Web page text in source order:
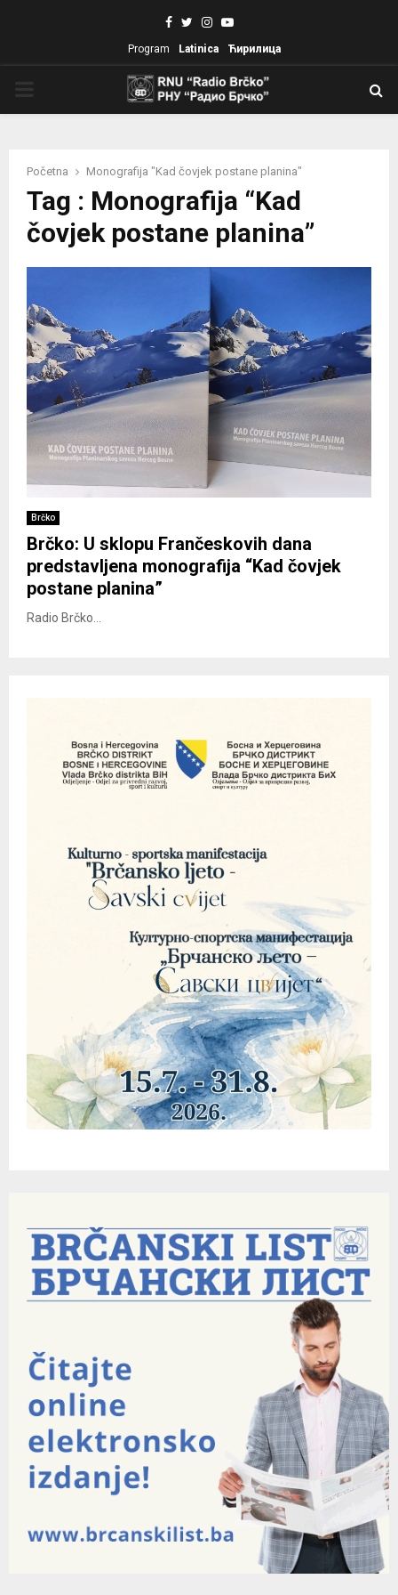
Facebook
TwitterInstagram
Youtube
Program Latinica Ћирилица
Početna Monografija "Kad čovjek postane planina"
Tag : Monografija “Kad
čovjek postane planina”
Brčko
Brčko: U sklopu Frančeskovih dana
predstavljena monografija “Kad čovjek
postane planina”
Radio Brčko...